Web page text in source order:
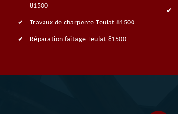
81500
Travaux de charpente Teulat 81500
Réparation faitage Teulat 81500